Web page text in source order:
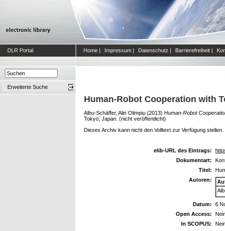
DLR Portal Home | Impressum | Datenschutz | Barrierefreiheit |
Erweiterte Suche
Human-Robot Cooperation with
Albu-Schäffer, Alin Olimpiu (2013) Human-Robot
Tokyo, Japan. (nicht veröffentlicht)
Dieses Archiv kann nicht den Volltext zur Verfügung stellen.
elib-URL des Eintrags:
Dokumentart:
Titel:
Autoren:
Datum:
6
Open Access:
In SCOPUS: